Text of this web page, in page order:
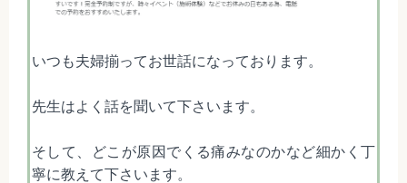
いつも夫婦揃ってお世話になっております。
先生はよく話を聞いて下さいます。
そして、どこが原因でくる痛みなのかなど細かく丁
寧に教えて下さいます。